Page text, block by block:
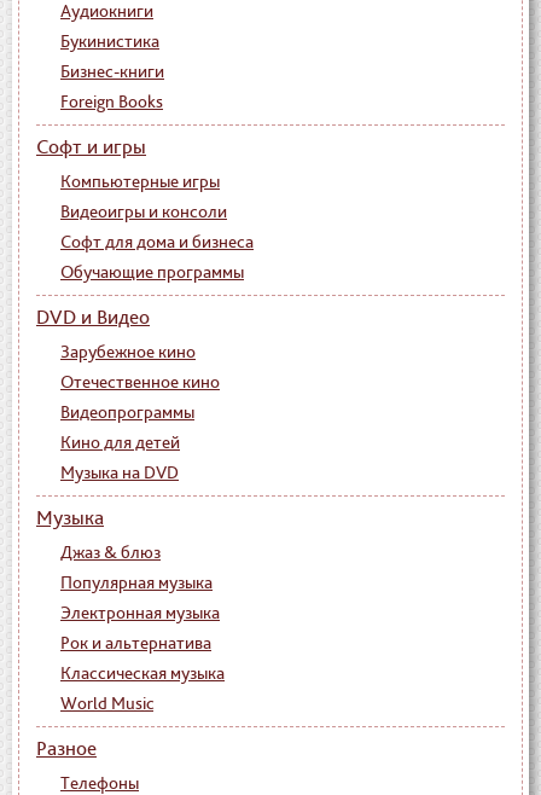
Аудиокниги
Букинистика
Бизнес-книги
Foreign Books
Софт и игры
Компьютерные игры
Видеоигры и консоли
Софт для дома и бизнеса
Обучающие программы
DVD и Видео
Зарубежное кино
Отечественное кино
Видеопрограммы
Кино для детей
Музыка на DVD
Музыка
Джаз & блюз
Популярная музыка
Электронная музыка
Рок и альтернатива
Классическая музыка
World Music
Разное
Телефоны